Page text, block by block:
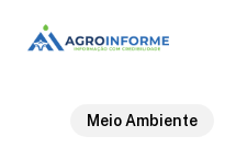
Meio Ambiente